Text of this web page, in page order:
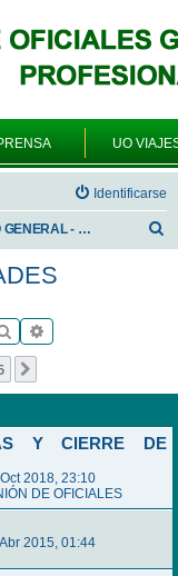
UO
Identificarse
FORO GENERAL - VARIEDADES
Buscar
Y CIERRE DE
2018, 23:10
DE OFICIALES
2015, 01:44